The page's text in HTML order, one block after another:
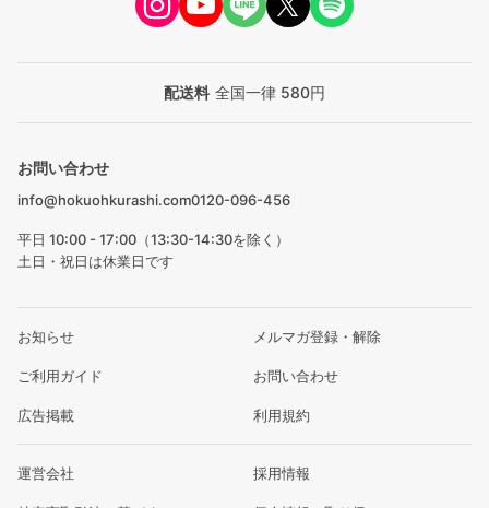
配送料 全国一律 580円
お問い合わせ
info@hokuohkurashi.com0120-096-456
平日 10:00 - 17:00（13:30-14:30を除く）
土日・祝日は休業日です
お知らせ メルマガ登録・解除
ご利用ガイド お問い合わせ
広告掲載 利用規約
運営会社 採用情報